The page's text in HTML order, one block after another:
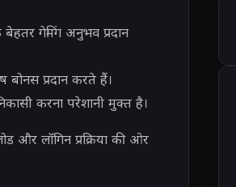
गेमिंग अनुभव प्रदान
प्रदान करते हैं।
करना परेशानी मुक्त है।
लॉगिन प्रक्रिया की ओर